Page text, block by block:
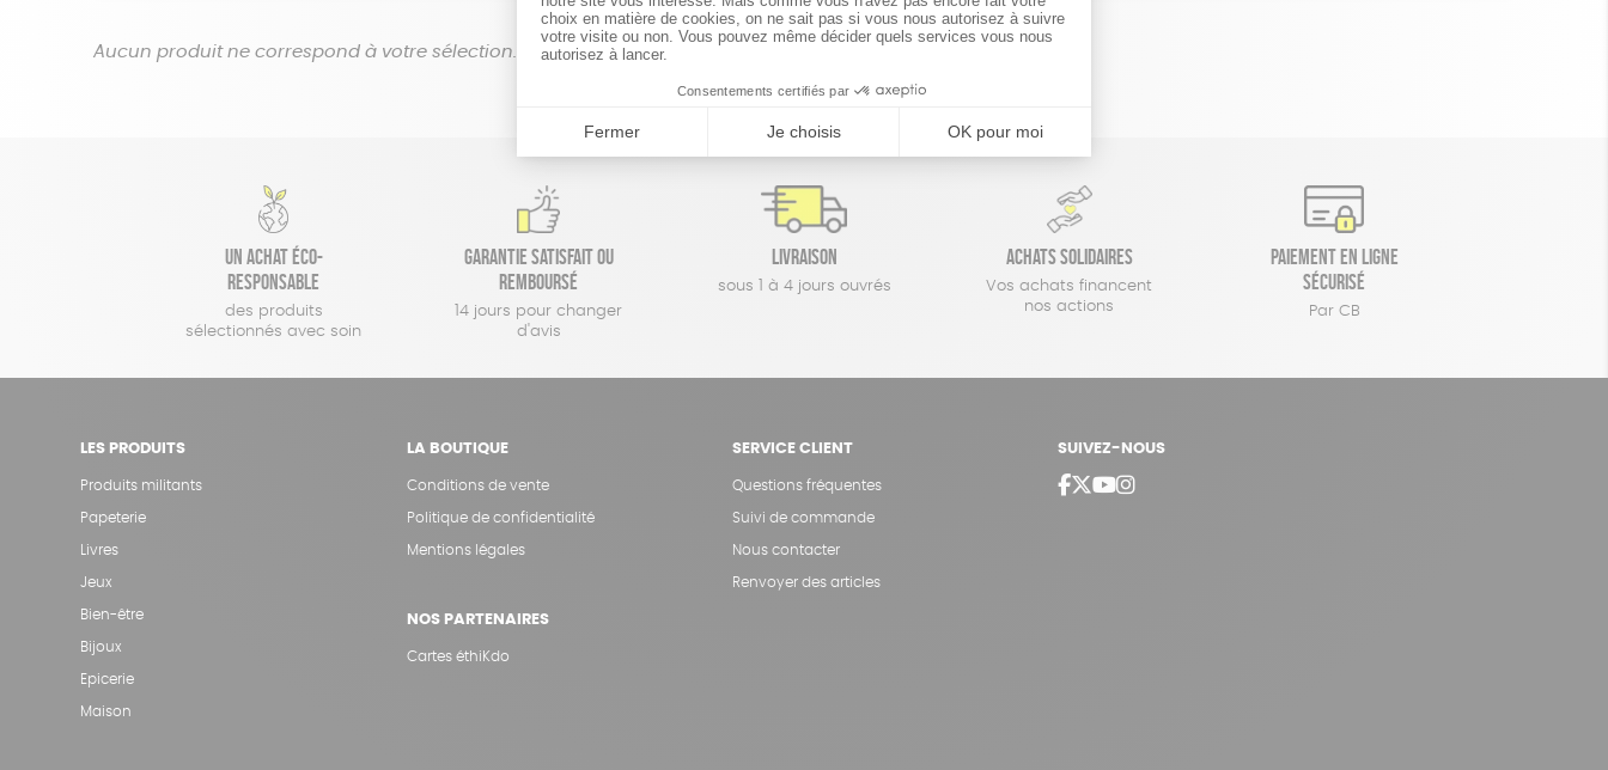
Aucun produit ne correspond à votre sélection.
Un achat éco-
responsable
des produits
sélectionnés avec soin
Garantie satisfait ou
remboursé
14 jours pour changer
d'avis
Livraison
sous 1 à 4 jours ouvrés
Achats solidaires
Vos achats financent
nos actions
Paiement en ligne
sécurisé
Par CB
LES PRODUITS
Produits militants
Papeterie
Livres
Jeux
Bien-être
Bijoux
Epicerie
Maison
LA BOUTIQUE
Conditions de vente
Politique de confidentialité
Mentions légales
NOS PARTENAIRES
Cartes éthiKdo
SERVICE CLIENT
Questions fréquentes
Suivi de commande
Nous contacter
Renvoyer des articles
SUIVEZ-NOUS